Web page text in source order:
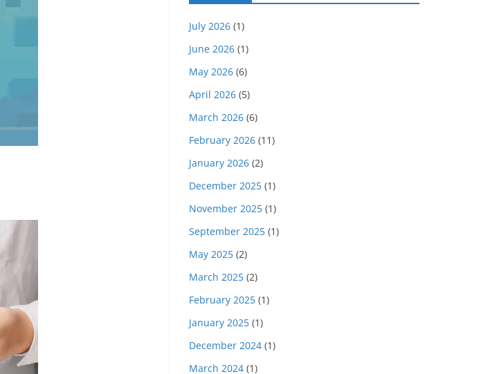
July 2026 (1)
June 2026 (1)
May 2026 (6)
April 2026 (5)
March 2026 (6)
February 2026 (11)
January 2026 (2)
December 2025 (1)
November 2025 (1)
September 2025 (1)
May 2025 (2)
March 2025 (2)
February 2025 (1)
January 2025 (1)
December 2024 (1)
March 2024 (1)